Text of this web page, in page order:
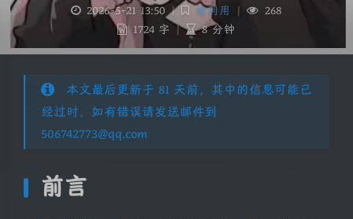
2026-5-21 13:50 | 堆利用 |
268
1724 字 | 8 分钟
本文最后更新于 81 天前，其中的信息可能已
经过时，如有错误请发送邮件到
506742773@qq.com
前言